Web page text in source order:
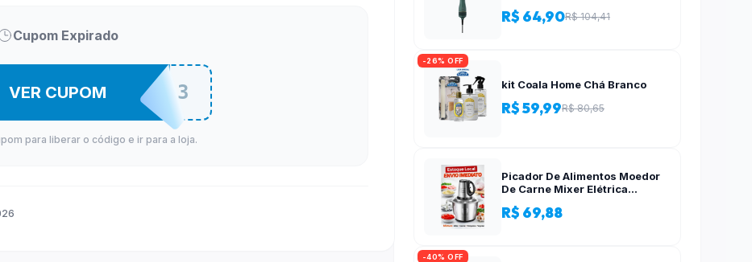
Cupom Expirado
SANT1593
VER CUPOM
para liberar o código e ir para a loja.
R$ 64,90R$ 104,41
-26% OFF
kit Coala Home Chá Branco
R$ 59,99R$ 80,65
Picador De Alimentos Moedor
De Carne Mixer Elétrica
Alho – 110v-220v
R$ 69,88
-40% OFF